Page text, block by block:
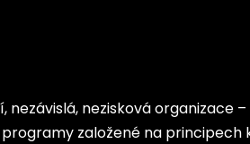
nezisková organizace
založené na principech